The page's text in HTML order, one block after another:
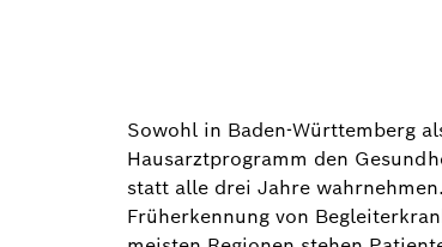
Sowohl in Baden-Württemberg
Hausarztprogramm den
statt alle drei Jahre
Früherkennung von